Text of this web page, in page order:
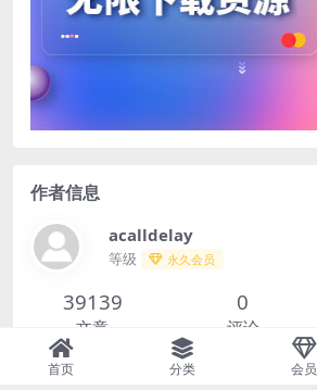
作者信息
acalldelay
等级 永久会员
39139
文章
0
评论
查看作者其他文章
首页 分类 会员